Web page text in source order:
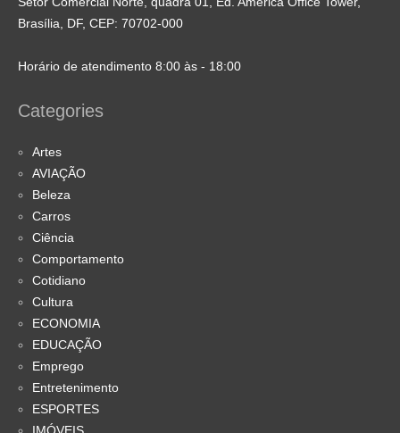
Brasília, DF, CEP: 70702-000
Horário de atendimento 8:00 às - 18:00
Categories
Artes
AVIAÇÃO
Beleza
Carros
Ciência
Comportamento
Cotidiano
Cultura
ECONOMIA
EDUCAÇÃO
Emprego
Entretenimento
ESPORTES